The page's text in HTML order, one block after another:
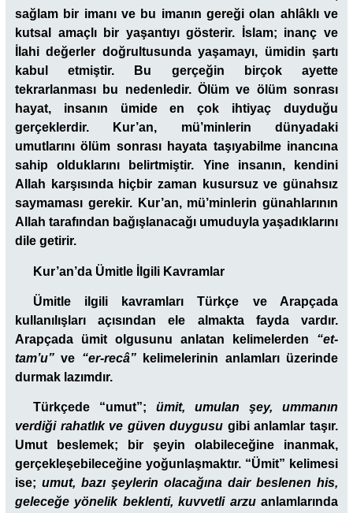
sağlam bir imanı ve bu imanın gereği olan ahlâklı ve
kutsal amaçlı bir yaşantıyı gösterir. İslam; inanç ve
İlahi değerler doğrultusunda yaşamayı, ümidin şartı
kabul etmiştir. Bu gerçeğin birçok ayette
tekrarlanması bu nedenledir. Ölüm ve ölüm sonrası
hayat, insanın ümide en çok ihtiyaç duyduğu
gerçeklerdir. Kur’an, mü’minlerin dünyadaki
umutlarını ölüm sonrası hayata taşıyabilme inancına
sahip olduklarını belirtmiştir. Yine insanın, kendini
Allah karşısında hiçbir zaman kusursuz ve günahsız
saymaması gerekir. Kur’an, mü’minlerin günahlarının
Allah tarafından bağışlanacağı umuduyla yaşadıklarını
dile getirir.
Kur’an’da Ümitle İlgili Kavramlar
Ümitle ilgili kavramları Türkçe ve Arapçada
kullanılışları açısından ele almakta fayda vardır.
Arapçada ümit olgusunu anlatan kelimelerden “et-
tam’u” ve “er-recâ”
kelimelerinin anlamları üzerinde
durmak lazımdır.
Türkçede “umut”; ümit, umulan şey, ummanın
verdiği rahatlık ve güven duygusu gibi anlamlar taşır.
Umut beslemek; bir şeyin olabileceğine inanmak,
gerçekleşebileceğine yoğunlaşmaktır. “Ümit” kelimesi
ise; umut, bazı şeylerin olacağına dair beslenen his,
geleceğe yönelik beklenti, kuvvetli arzu anlamlarında